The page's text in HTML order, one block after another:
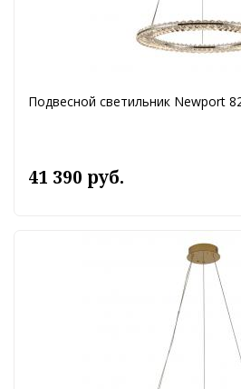
Подвесной светильник Newport
41 390 руб.